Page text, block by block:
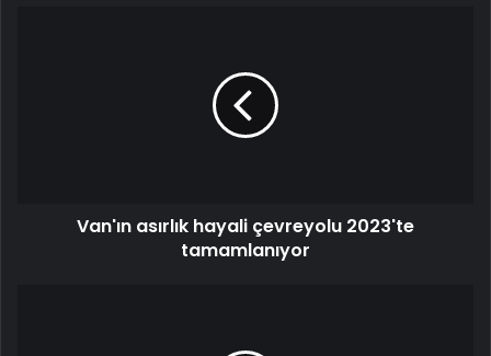
Van'ın asırlık hayali çevreyolu 2023'te
tamamlanıyor